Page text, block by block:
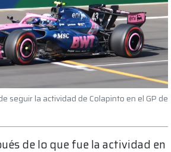
seguir la actividad de Colapinto en el GP de
de lo que fue la actividad en